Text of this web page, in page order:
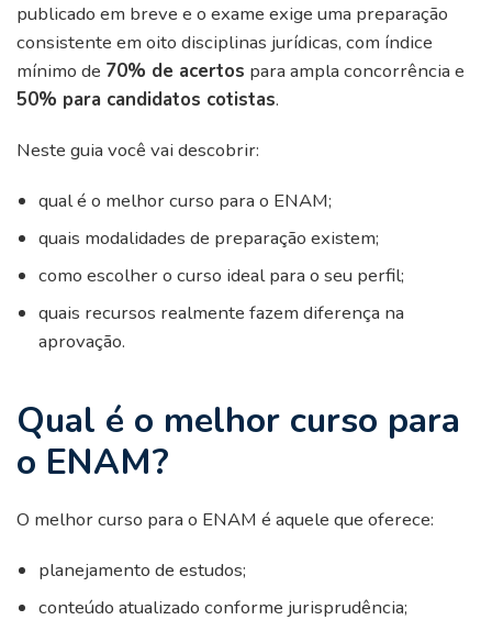
publicado em breve e o exame exige uma preparação
consistente em oito disciplinas jurídicas, com índice
mínimo de 70% de acertos para ampla concorrência e
50% para candidatos cotistas.
Neste guia você vai descobrir:
qual é o melhor curso para o ENAM;
quais modalidades de preparação existem;
como escolher o curso ideal para o seu perfil;
quais recursos realmente fazem diferença na
aprovação.
Qual é o melhor curso para
o ENAM?
O melhor curso para o ENAM é aquele que oferece:
planejamento de estudos;
conteúdo atualizado conforme jurisprudência;